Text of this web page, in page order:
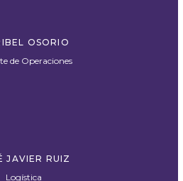
OSORIO
de Operaciones
JAVIER RUIZ
Logística